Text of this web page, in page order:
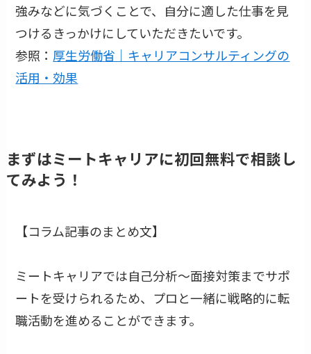
強みなどに気づくことで、自分に適した仕事を見
つけるきっかけにしていただきたいです。
参照： 厚生労働省｜キャリアコンサルティングの
活用・効果
まずはミートキャリアに初回無料で相談し
てみよう！
【コラム記事のまとめ文】
ミートキャリアでは自己分析〜面接対策までサポ
ートを受けられるため、プロと一緒に戦略的に転
職活動を進めることができます。